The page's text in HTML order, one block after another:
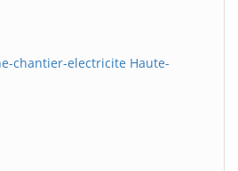
chantier-electricite Haute-